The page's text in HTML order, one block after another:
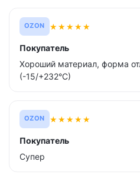
OZON ★★★★★
Покупатель
Хороший материал, форма
(-15/+232°С)
OZON ★★★★★
Покупатель
Супер